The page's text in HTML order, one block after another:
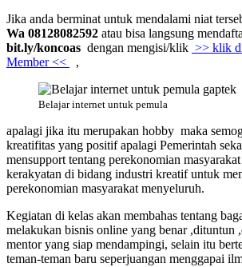
Jika anda berminat untuk mendalami niat
Wa 08128082592 atau bisa langsung
bit.ly/koncoas dengan mengisi/klik >> klik
Member <<
,
Belajar internet untuk pemula
apalagi jika itu merupakan hobby maka
kreatifitas yang positif apalagi Pemerintah
mensupport tentang perekonomian
kerakyatan di bidang industri kreatif untuk
perekonomian masyarakat menyeluruh.
Kegiatan di kelas akan membahas tentang
melakukan bisnis online yang benar ,dituntun
mentor yang siap mendampingi, selain itu
teman-teman baru seperjuangan menggapai